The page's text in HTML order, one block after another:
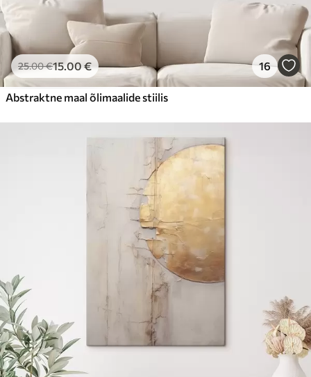
25.00€15.00€ 16
Abstraktne maal õlimaalide stiilis